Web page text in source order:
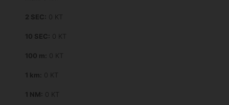
2 SEC: 0 KT
10 SEC: 0 KT
100 m: 0 KT
1 km: 0 KT
1 NM: 0 KT